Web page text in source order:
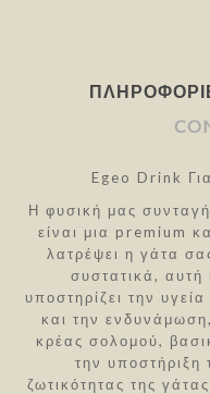
Egeo Drink
Η φυσική μας
είναι μια premium
λατρέψει η γάτα
συστατικά,
υποστηρίζει την
και την
κρέας σολομού,
την υποστήριξη
ζωτικότητας της